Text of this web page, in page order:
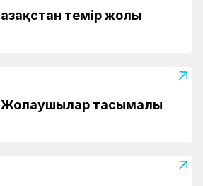
Қазақстан темір жолы
Жолаушылар тасымалы